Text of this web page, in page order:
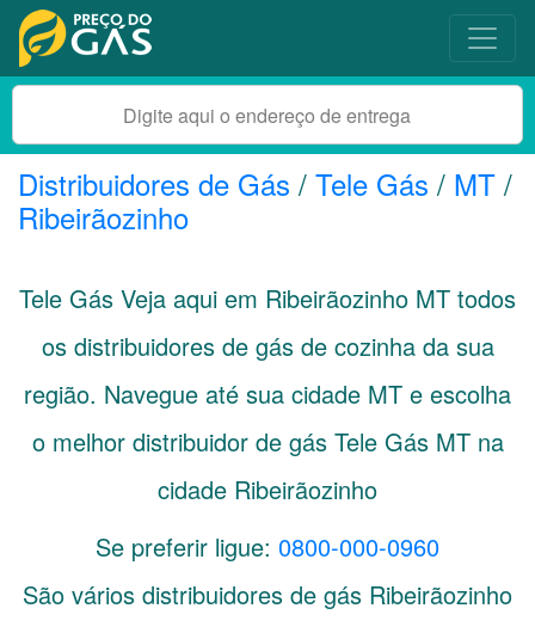
Distribuidores de Gás / Tele Gás / MT /
Ribeirãozinho
Tele Gás Veja aqui em Ribeirãozinho MT todos
os distribuidores de gás de cozinha da sua
região. Navegue até sua cidade MT e escolha
o melhor distribuidor de gás Tele Gás MT na
cidade Ribeirãozinho
Se preferir ligue: 0800-000-0960
São vários distribuidores de gás Ribeirãozinho